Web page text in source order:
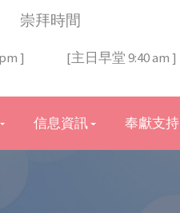
崇拜時間
] [主日早堂 9:40 am ]
信息資訊 奉獻支持